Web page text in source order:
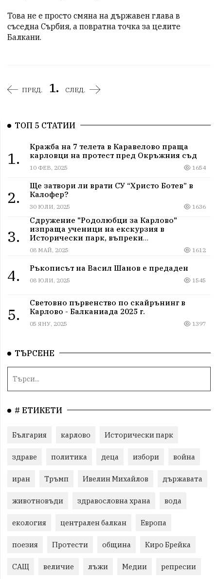
Това не е просто смяна на държавен глава в
съседна Сърбия, а повратна точка за целите
Балкани.
ПРЕД. 1. СЛЕД.
ТОП 5 СТАТИИ
1.
Кражба на 7 телета в Каравелово праща
карловци на протест пред Окръжния съд
10 ФЕВ, 2025 1654
2.
Ще затвори ли врати СУ “Христо Ботев” в
Калофер?
30 ЮЛИ, 2025 1636
3.
Сдружение "Родолюбци за Карлово"
изпраща ученици на екскурзия в
Исторически парк, въпреки
дискриминацията
08 МАЙ, 2025 1612
4. Ръкописът на Васил Шанов е предаден
08 ЮЛИ, 2025 1545
5.
Световно първенство по скайрънинг в
Карлово - Балканиада 2025 г.
05 ЯНУ, 2025 1397
ТЪРСЕНЕ
# ЕТИКЕТИ
България карлово Исторически парк
здраве политика деца избори война
иран Тръмп Ивелин Михайлов държавата
животновъди здравословна храна вода
екология централен балкан Европа
поезия Протести община Киро Брейка
САЩ величие лъжи Медии репресии